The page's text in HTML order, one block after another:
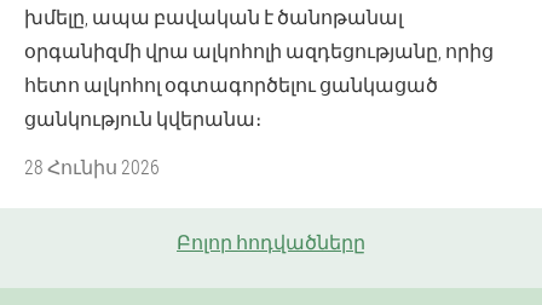
խմելը, ապա բավական է ծանոթանալ
օրգանիզմի վրա ալկոհոլի ազդեցությանը, որից
հետո ալկոհոլ օգտագործելու ցանկացած
ցանկություն կվերանա։
28 Հունիս 2026
Բոլոր հոդվածները